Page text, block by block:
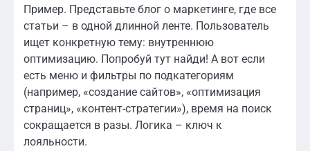
Пример. Представьте блог о маркетинге, где все
статьи – в одной длинной ленте. Пользователь
ищет конкретную тему: внутреннюю
оптимизацию. Попробуй тут найди! А вот если
есть меню и фильтры по подкатегориям
(например, «создание сайтов», «оптимизация
страниц», «контент-стратегии»), время на поиск
сокращается в разы. Логика – ключ к
лояльности.